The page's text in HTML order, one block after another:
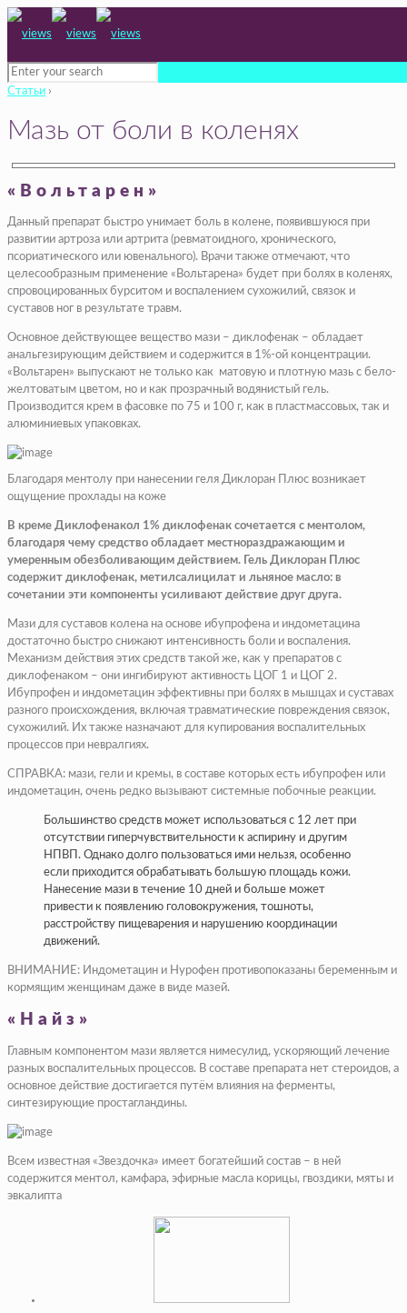
Статьи ›
Мазь от боли в коленях
«Вольтарен»
Данный препарат быстро унимает боль в колене, появившуюся при
развитии артроза или артрита (ревматоидного, хронического,
псориатического или ювенального). Врачи также отмечают, что
целесообразным применение «Вольтарена» будет при болях в коленях,
спровоцированных бурситом и воспалением сухожилий, связок и
суставов ног в результате травм.
Основное действующее вещество мази – диклофенак – обладает
анальгезирующим действием и содержится в 1%-ой концентрации.
«Вольтарен» выпускают не только как матовую и плотную мазь с бело-
желтоватым цветом, но и как прозрачный водянистый гель.
Производится крем в фасовке по 75 и 100 г, как в пластмассовых, так и
алюминиевых упаковках.
Благодаря ментолу при нанесении геля Диклоран Плюс возникает
ощущение прохлады на коже
В креме Диклофенакол 1% диклофенак сочетается с ментолом,
благодаря чему средство обладает местнораздражающим и
умеренным обезболивающим действием. Гель Диклоран Плюс
содержит диклофенак, метилсалицилат и льняное масло: в
сочетании эти компоненты усиливают действие друг друга.
Мази для суставов колена на основе ибупрофена и индометацина
достаточно быстро снижают интенсивность боли и воспаления.
Механизм действия этих средств такой же, как у препаратов с
диклофенаком – они ингибируют активность ЦОГ 1 и ЦОГ 2.
Ибупрофен и индометацин эффективны при болях в мышцах и суставах
разного происхождения, включая травматические повреждения связок,
сухожилий. Их также назначают для купирования воспалительных
процессов при невралгиях.
СПРАВКА: мази, гели и кремы, в составе которых есть ибупрофен или
индометацин, очень редко вызывают системные побочные реакции.
Большинство средств может использоваться с 12 лет при
отсутствии гиперчувствительности к аспирину и другим
НПВП. Однако долго пользоваться ими нельзя, особенно
если приходится обрабатывать большую площадь кожи.
Нанесение мази в течение 10 дней и больше может
привести к появлению головокружения, тошноты,
расстройству пищеварения и нарушению координации
движений.
ВНИМАНИЕ: Индометацин и Нурофен противопоказаны беременным и
кормящим женщинам даже в виде мазей.
«Найз»
Главным компонентом мази является нимесулид, ускоряющий лечение
разных воспалительных процессов. В составе препарата нет стероидов, а
основное действие достигается путём влияния на ферменты,
синтезирующие простагландины.
Всем известная «Звездочка» имеет богатейший состав – в ней
содержится ментол, камфара, эфирные масла корицы, гвоздики, мяты и
эвкалипта